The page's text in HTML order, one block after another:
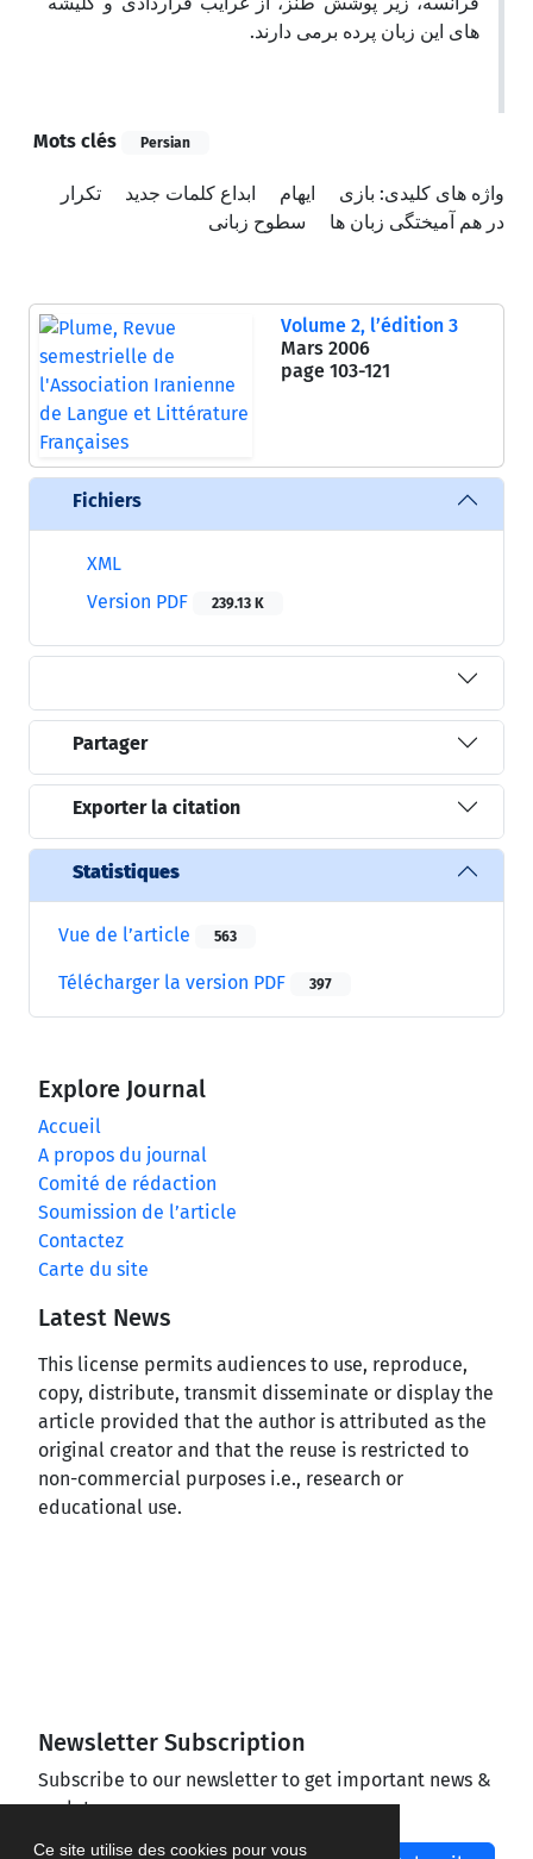
Ce site utilise des cookies pour vous
های این زبان پرده برمی دارند.
Mots clés Persian
واژه های کلیدی: بازی ایهام ابداع کلمات جدید
تکرار
در هم آمیختگی زبان ها
سطوح زبانی
Volume 2, l’édition 3
Mars 2006
page 103-121
Fichiers
XML
Version PDF
239.13 K
Partager
Exporter la citation
Statistiques
Vue de l’article 563
Télécharger la version PDF 397
Explore Journal
Accueil
A propos du journal
Comité de rédaction
Soumission de l’article
Contactez
Carte du site
Latest News
This license permits audiences to use, reproduce,
copy, distribute, transmit disseminate or display the
article provided that the author is attributed as the
original creator and that the reuse is restricted to
non-commercial purposes i.e., research or
educational use.
Newsletter Subscription
Subscribe to our newsletter to get important news &
updates